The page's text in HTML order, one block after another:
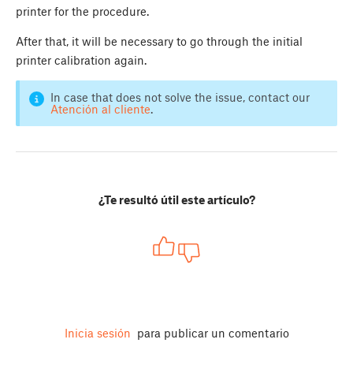
printer for the procedure.
After that, it will be necessary to go through the initial
printer calibration again.
In case that does not solve the issue, contact our
Atención al cliente.
¿Te resultó útil este artículo?
Inicia sesión para publicar un comentario